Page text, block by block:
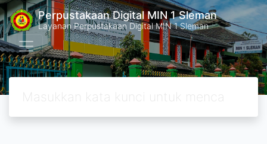
Perpustakaan Digital MIN 1 Sleman
Layanan Perpustakaan Digital MIN 1 Sleman